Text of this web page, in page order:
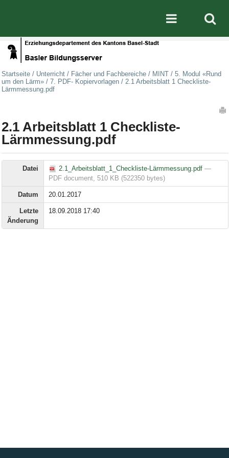
Mobile
Startseite / Unterricht / Fächer und Fachbereiche / MINT / 5. Modul «Rund
um den Lärm» / 7. PDF- Kopiervorlagen / 2.1 Arbeitsblatt 1 Checkliste-
Lärmmessung.pdf
2.1 Arbeitsblatt 1 Checkliste-
Lärmmessung.pdf
Datei 2.1_Arbeitsblatt_1_Checkliste-Lärmmessung.pdf—
PDF document, 510 KB (522350 bytes)
Datum 20.01.2017
Letzte
Änderung
18.09.2018 17:40